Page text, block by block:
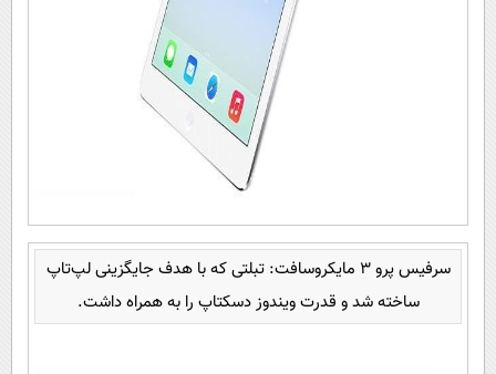
سرفیس پرو 3 مایکروسافت: تبلتی که با هدف جایگزینی لپ‌تاپ
ساخته شد و قدرت ویندوز دسکتاپ را به همراه داشت.